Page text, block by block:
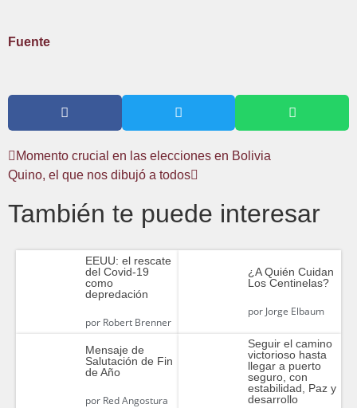
Fuente
Momento crucial en las elecciones en Bolivia
Quino, el que nos dibujó a todos
También te puede interesar
EEUU: el rescate
del Covid-19
como
depredación
porRobert Brenner
¿A Quién Cuidan
Los Centinelas?
porJorge Elbaum
Mensaje de
Salutación de Fin
de Año
porRed Angostura
Seguir el camino
victorioso hasta
llegar a puerto
seguro, con
estabilidad, Paz y
desarrollo